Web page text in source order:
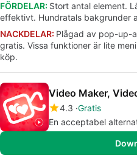
FÖRDELAR: Stort antal element.
effektivt. Hundratals bakgrunder
NACKDELAR: Plågad av pop-up-
gratis. Vissa funktioner är lite
köp.
Video Maker,
4.3 Gratis
En acceptabel